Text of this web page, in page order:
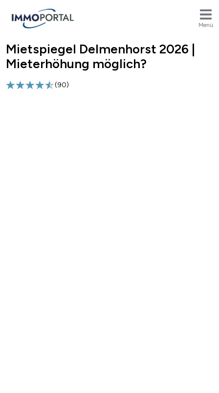
Menü
Breadcrumb
Mietspiegel Delmenhorst 2026 |
Mieterhöhung möglich?
(90)